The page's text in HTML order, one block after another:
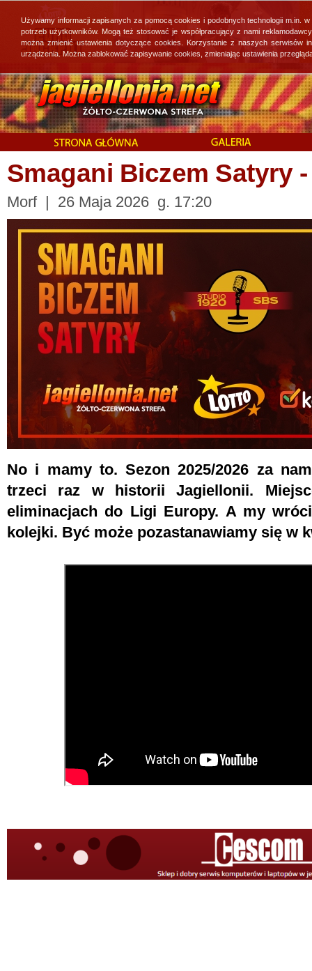
Smagani Biczem Satyry -
Morf | 26 Maja 2026 g. 17:20
No i mamy to. Sezon 2025/2026 za
trzeci raz w historii Jagiellonii.
eliminacjach do Ligi Europy. A my
kolejki. Być może pozastanawiamy się w
Używamy informacji zapisanych za pomocą cookies i podobnych technologii
potrzeb użytkowników. Mogą też stosować je współpracujący z nami
można zmienić ustawienia dotyczące cookies. Korzystanie z naszych
urządzenia. Można zablokować zapisywanie cookies, zmieniając ustawienia